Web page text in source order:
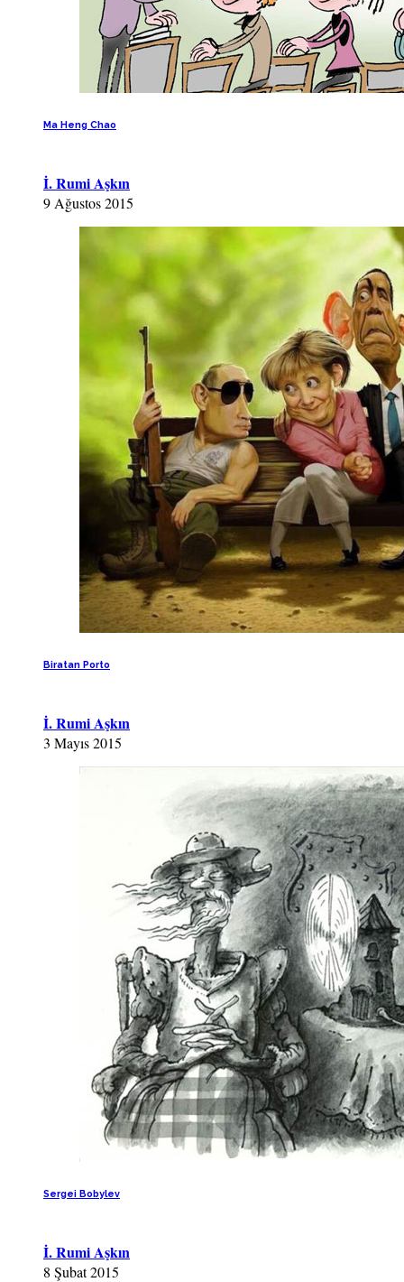
Ma Heng Chao
İ. Rumi Aşkın
9 Ağustos 2015
Biratan Porto
İ. Rumi Aşkın
3 Mayıs 2015
Sergei Bobylev
İ. Rumi Aşkın
8 Şubat 2015